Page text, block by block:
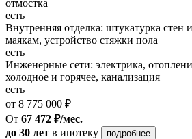
отмостка
есть
Внутренняя отделка: штукатурка стен
маякам, устройство стяжки пола
есть
Инженерные сети: электрика,
холодное и горячее, канализация
есть
от 8 775 000 ₽
От 67 472 ₽/мес.
до 30 лет в ипотеку
подробнее